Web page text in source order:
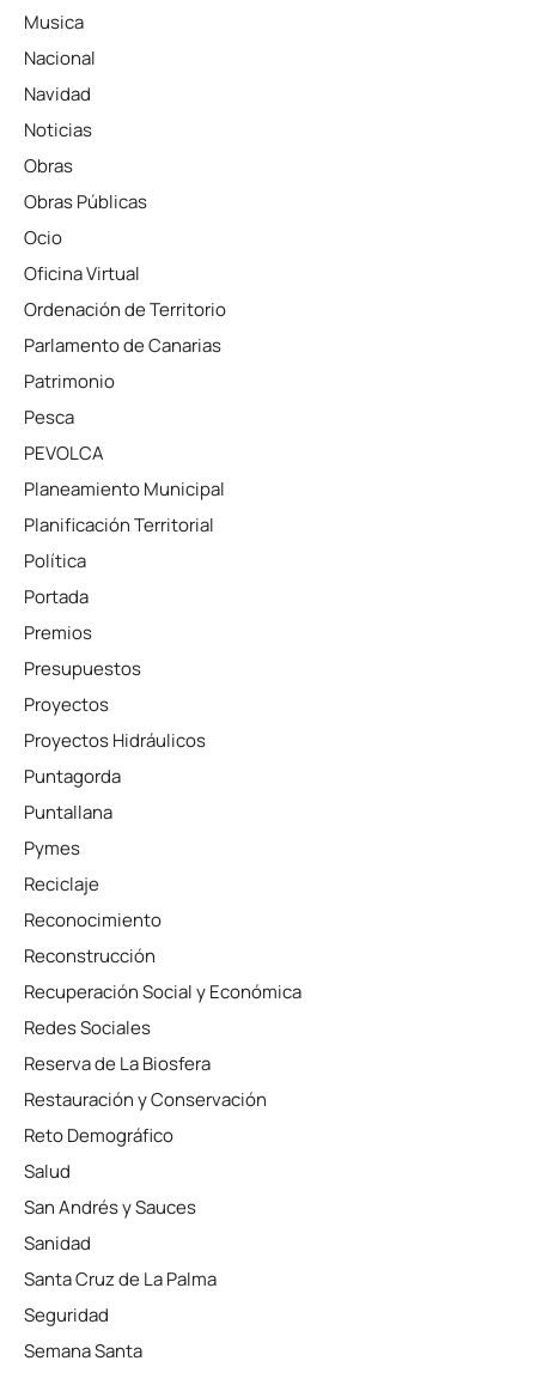
Musica
Nacional
Navidad
Noticias
Obras
Obras Públicas
Ocio
Oficina Virtual
Ordenación de Territorio
Parlamento de Canarias
Patrimonio
Pesca
PEVOLCA
Planeamiento Municipal
Planificación Territorial
Política
Portada
Premios
Presupuestos
Proyectos
Proyectos Hidráulicos
Puntagorda
Puntallana
Pymes
Reciclaje
Reconocimiento
Reconstrucción
Recuperación Social y Económica
Redes Sociales
Reserva de La Biosfera
Restauración y Conservación
Reto Demográfico
Salud
San Andrés y Sauces
Sanidad
Santa Cruz de La Palma
Seguridad
Semana Santa